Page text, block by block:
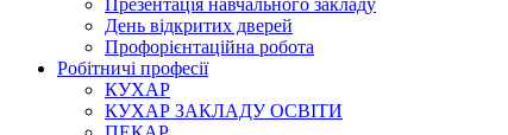
Презентація навчального закладу
День відкритих дверей
Профорієнтаційна робота
Робітничі професії
КУХАР
КУХАР ЗАКЛАДУ ОСВІТИ